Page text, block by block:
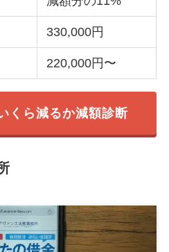
330,000円
220,000円〜
くら減るか減額診断